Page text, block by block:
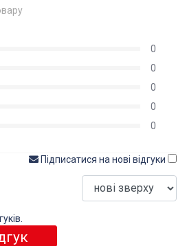
0
0
0
0
0
Підписатися на нові відгуки